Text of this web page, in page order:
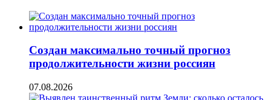
Создан максимально точный прогноз
продолжительности жизни россиян
07.08.2026